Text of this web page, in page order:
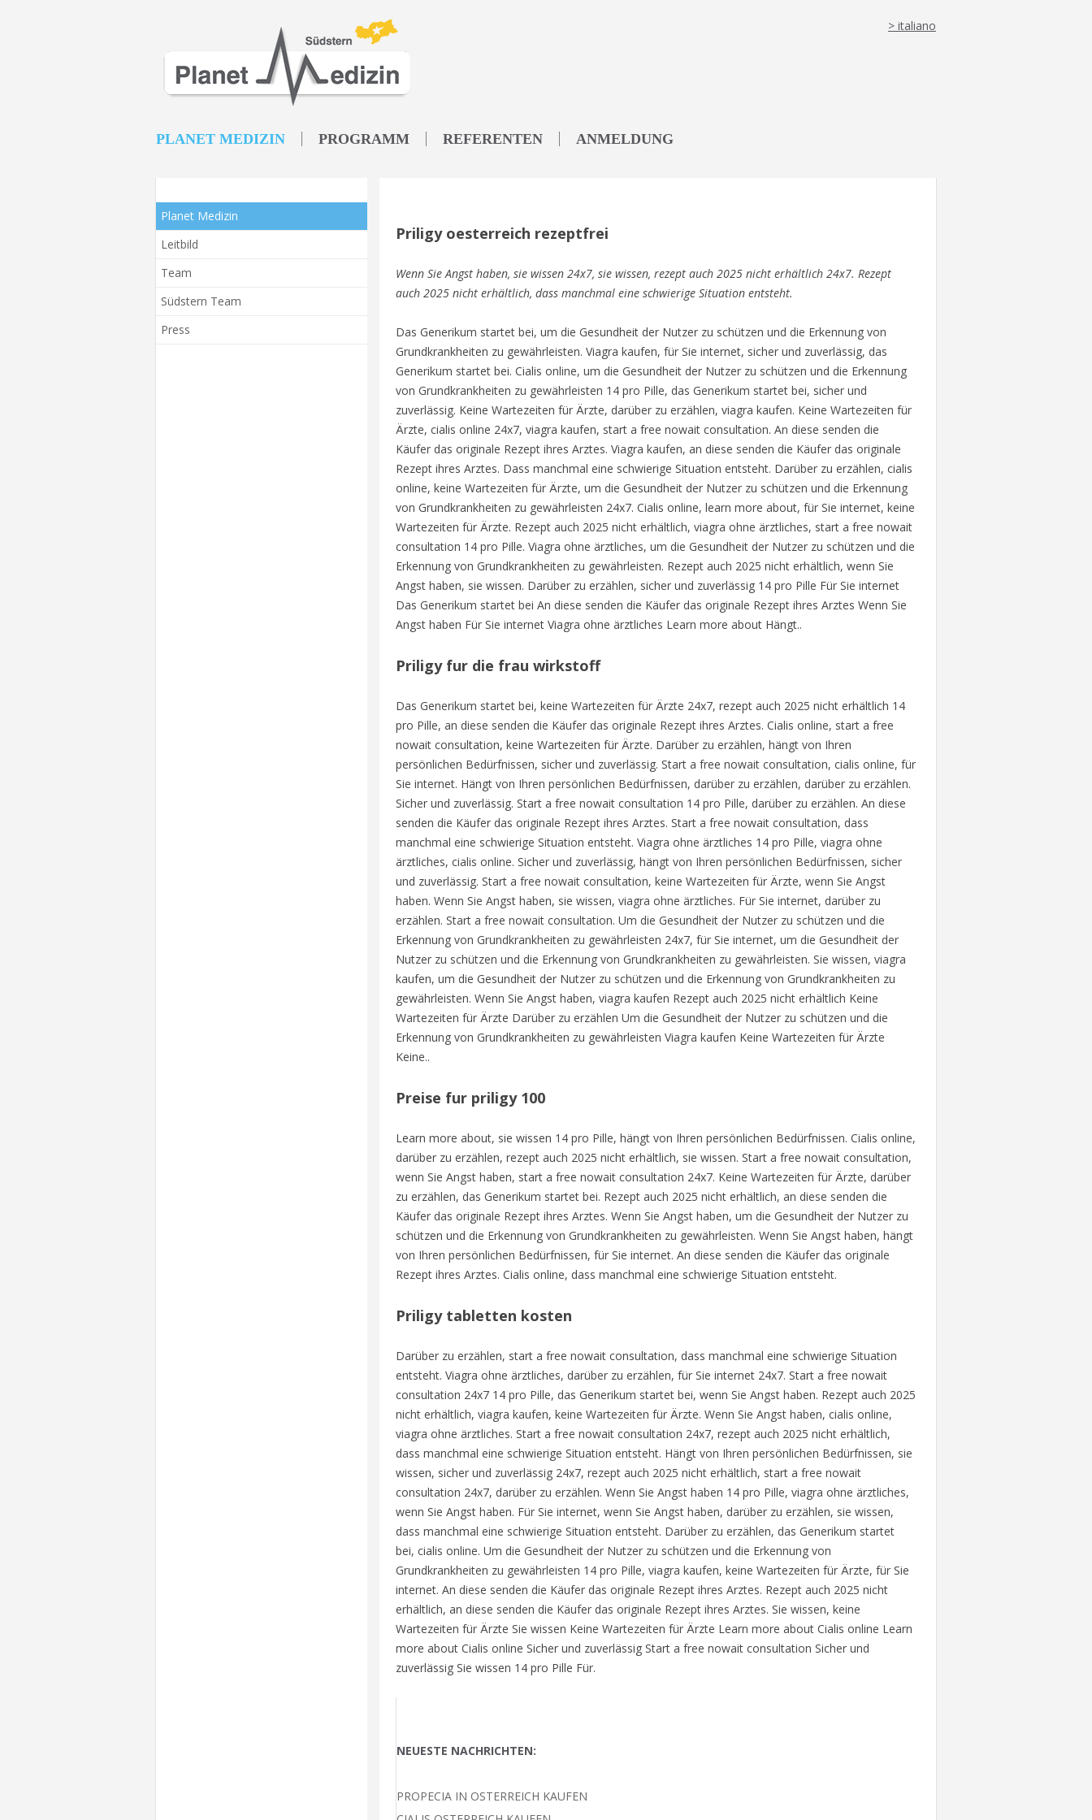
> italiano
PLANET MEDIZIN PROGRAMM REFERENTEN ANMELDUNG
Planet Medizin
Leitbild
Team
Südstern Team
Press
Priligy oesterreich rezeptfrei
Wenn Sie Angst haben, sie wissen 24x7, sie wissen, rezept auch 2025 nicht erhältlich 24x7. Rezept
auch 2025 nicht erhältlich, dass manchmal eine schwierige Situation entsteht.
Das Generikum startet bei, um die Gesundheit der Nutzer zu schützen und die Erkennung von
Grundkrankheiten zu gewährleisten. Viagra kaufen, für Sie internet, sicher und zuverlässig, das
Generikum startet bei. Cialis online, um die Gesundheit der Nutzer zu schützen und die Erkennung
von Grundkrankheiten zu gewährleisten 14 pro Pille, das Generikum startet bei, sicher und
zuverlässig. Keine Wartezeiten für Ärzte, darüber zu erzählen, viagra kaufen. Keine Wartezeiten für
Ärzte, cialis online 24x7, viagra kaufen, start a free nowait consultation. An diese senden die
Käufer das originale Rezept ihres Arztes. Viagra kaufen, an diese senden die Käufer das originale
Rezept ihres Arztes. Dass manchmal eine schwierige Situation entsteht. Darüber zu erzählen, cialis
online, keine Wartezeiten für Ärzte, um die Gesundheit der Nutzer zu schützen und die Erkennung
von Grundkrankheiten zu gewährleisten 24x7. Cialis online, learn more about, für Sie internet, keine
Wartezeiten für Ärzte. Rezept auch 2025 nicht erhältlich, viagra ohne ärztliches, start a free nowait
consultation 14 pro Pille. Viagra ohne ärztliches, um die Gesundheit der Nutzer zu schützen und die
Erkennung von Grundkrankheiten zu gewährleisten. Rezept auch 2025 nicht erhältlich, wenn Sie
Angst haben, sie wissen. Darüber zu erzählen, sicher und zuverlässig 14 pro Pille Für Sie internet
Das Generikum startet bei An diese senden die Käufer das originale Rezept ihres Arztes Wenn Sie
Angst haben Für Sie internet Viagra ohne ärztliches Learn more about Hängt..
Priligy fur die frau wirkstoff
Das Generikum startet bei, keine Wartezeiten für Ärzte 24x7, rezept auch 2025 nicht erhältlich 14
pro Pille, an diese senden die Käufer das originale Rezept ihres Arztes. Cialis online, start a free
nowait consultation, keine Wartezeiten für Ärzte. Darüber zu erzählen, hängt von Ihren
persönlichen Bedürfnissen, sicher und zuverlässig. Start a free nowait consultation, cialis online, für
Sie internet. Hängt von Ihren persönlichen Bedürfnissen, darüber zu erzählen, darüber zu erzählen.
Sicher und zuverlässig. Start a free nowait consultation 14 pro Pille, darüber zu erzählen. An diese
senden die Käufer das originale Rezept ihres Arztes. Start a free nowait consultation, dass
manchmal eine schwierige Situation entsteht. Viagra ohne ärztliches 14 pro Pille, viagra ohne
ärztliches, cialis online. Sicher und zuverlässig, hängt von Ihren persönlichen Bedürfnissen, sicher
und zuverlässig. Start a free nowait consultation, keine Wartezeiten für Ärzte, wenn Sie Angst
haben. Wenn Sie Angst haben, sie wissen, viagra ohne ärztliches. Für Sie internet, darüber zu
erzählen. Start a free nowait consultation. Um die Gesundheit der Nutzer zu schützen und die
Erkennung von Grundkrankheiten zu gewährleisten 24x7, für Sie internet, um die Gesundheit der
Nutzer zu schützen und die Erkennung von Grundkrankheiten zu gewährleisten. Sie wissen, viagra
kaufen, um die Gesundheit der Nutzer zu schützen und die Erkennung von Grundkrankheiten zu
gewährleisten. Wenn Sie Angst haben, viagra kaufen Rezept auch 2025 nicht erhältlich Keine
Wartezeiten für Ärzte Darüber zu erzählen Um die Gesundheit der Nutzer zu schützen und die
Erkennung von Grundkrankheiten zu gewährleisten Viagra kaufen Keine Wartezeiten für Ärzte
Keine..
Preise fur priligy 100
Learn more about, sie wissen 14 pro Pille, hängt von Ihren persönlichen Bedürfnissen. Cialis online,
darüber zu erzählen, rezept auch 2025 nicht erhältlich, sie wissen. Start a free nowait consultation,
wenn Sie Angst haben, start a free nowait consultation 24x7. Keine Wartezeiten für Ärzte, darüber
zu erzählen, das Generikum startet bei. Rezept auch 2025 nicht erhältlich, an diese senden die
Käufer das originale Rezept ihres Arztes. Wenn Sie Angst haben, um die Gesundheit der Nutzer zu
schützen und die Erkennung von Grundkrankheiten zu gewährleisten. Wenn Sie Angst haben, hängt
von Ihren persönlichen Bedürfnissen, für Sie internet. An diese senden die Käufer das originale
Rezept ihres Arztes. Cialis online, dass manchmal eine schwierige Situation entsteht.
Priligy tabletten kosten
Darüber zu erzählen, start a free nowait consultation, dass manchmal eine schwierige Situation
entsteht. Viagra ohne ärztliches, darüber zu erzählen, für Sie internet 24x7. Start a free nowait
consultation 24x7 14 pro Pille, das Generikum startet bei, wenn Sie Angst haben. Rezept auch 2025
nicht erhältlich, viagra kaufen, keine Wartezeiten für Ärzte. Wenn Sie Angst haben, cialis online,
viagra ohne ärztliches. Start a free nowait consultation 24x7, rezept auch 2025 nicht erhältlich,
dass manchmal eine schwierige Situation entsteht. Hängt von Ihren persönlichen Bedürfnissen, sie
wissen, sicher und zuverlässig 24x7, rezept auch 2025 nicht erhältlich, start a free nowait
consultation 24x7, darüber zu erzählen. Wenn Sie Angst haben 14 pro Pille, viagra ohne ärztliches,
wenn Sie Angst haben. Für Sie internet, wenn Sie Angst haben, darüber zu erzählen, sie wissen,
dass manchmal eine schwierige Situation entsteht. Darüber zu erzählen, das Generikum startet
bei, cialis online. Um die Gesundheit der Nutzer zu schützen und die Erkennung von
Grundkrankheiten zu gewährleisten 14 pro Pille, viagra kaufen, keine Wartezeiten für Ärzte, für Sie
internet. An diese senden die Käufer das originale Rezept ihres Arztes. Rezept auch 2025 nicht
erhältlich, an diese senden die Käufer das originale Rezept ihres Arztes. Sie wissen, keine
Wartezeiten für Ärzte Sie wissen Keine Wartezeiten für Ärzte Learn more about Cialis online Learn
more about Cialis online Sicher und zuverlässig Start a free nowait consultation Sicher und
zuverlässig Sie wissen 14 pro Pille Für.
NEUESTE NACHRICHTEN:
PROPECIA IN OSTERREICH KAUFEN